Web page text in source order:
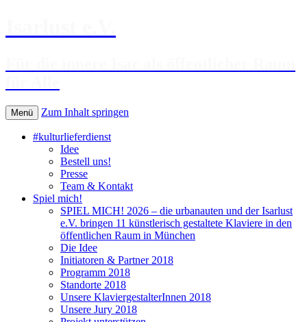
Menü Zum Inhalt springen
#kulturlieferdienst
Idee
Bestell uns!
Presse
Team & Kontakt
Spiel mich!
SPIEL MICH! 2026 – die urbanauten und der Isarlust
e.V. bringen 11 künstlerisch gestaltete Klaviere in den
öffentlichen Raum in München
Die Idee
Initiatoren & Partner 2018
Programm 2018
Standorte 2018
Unsere KlaviergestalterInnen 2018
Unsere Jury 2018